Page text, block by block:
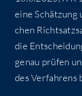
eine
chen
die
genau prü­fen
des Ver­fah­rens